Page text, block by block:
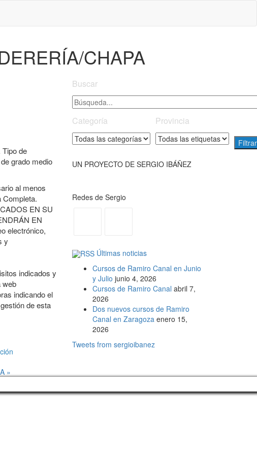
CHAPA
Tipo de
grado medio
al menos
Completa.
EN SU
EN
electrónico,
y
indicados y
web
indicando el
de esta
»
Buscar
Categoría Provincia
UN PROYECTO DE SERGIO IBÁÑEZ
Redes de Sergio
Últimas noticias
Cursos de Ramiro Canal en Junio
y Julio junio 4, 2026
Cursos de Ramiro Canal abril 7,
2026
Dos nuevos cursos de Ramiro
Canal en Zaragoza enero 15,
2026
Tweets from sergioibanez